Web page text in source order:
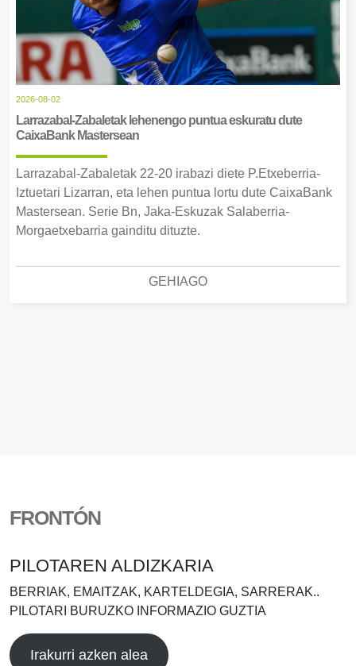
2026-08-02
Larrazabal-Zabaletak lehenengo puntua eskuratu dute
CaixaBank Mastersean
Larrazabal-Zabaletak 22-20 irabazi diete P.Etxeberria-
Iztuetari Lizarran, eta lehen puntua lortu dute CaixaBank
Mastersean. Serie Bn, Jaka-Eskuzak Salaberria-
Morgaetxebarria gainditu dituzte.
GEHIAGO
FRONTÓN
PILOTAREN ALDIZKARIA
BERRIAK, EMAITZAK, KARTELDEGIA, SARRERAK..
PILOTARI BURUZKO INFORMAZIO GUZTIA
Irakurri azken alea